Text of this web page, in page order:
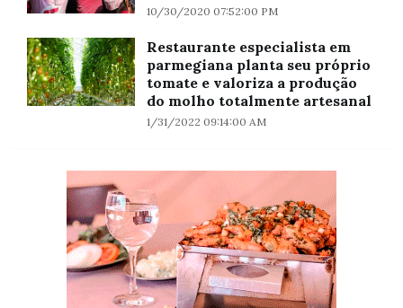
10/30/2020 07:52:00 PM
Restaurante especialista em
parmegiana planta seu próprio
tomate e valoriza a produção
do molho totalmente artesanal
1/31/2022 09:14:00 AM